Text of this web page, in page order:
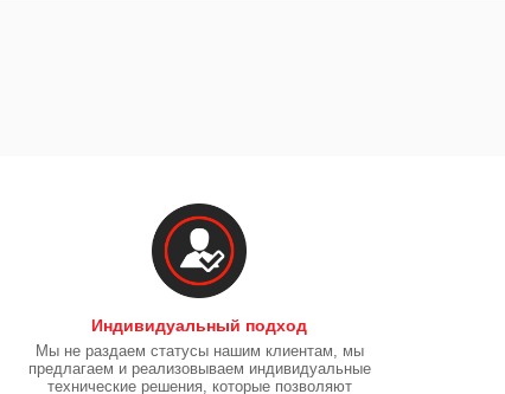
Индивидуальный подход
Мы не раздаем статусы нашим клиентам, мы
предлагаем и реализовываем индивидуальные
технические решения, которые позволяют